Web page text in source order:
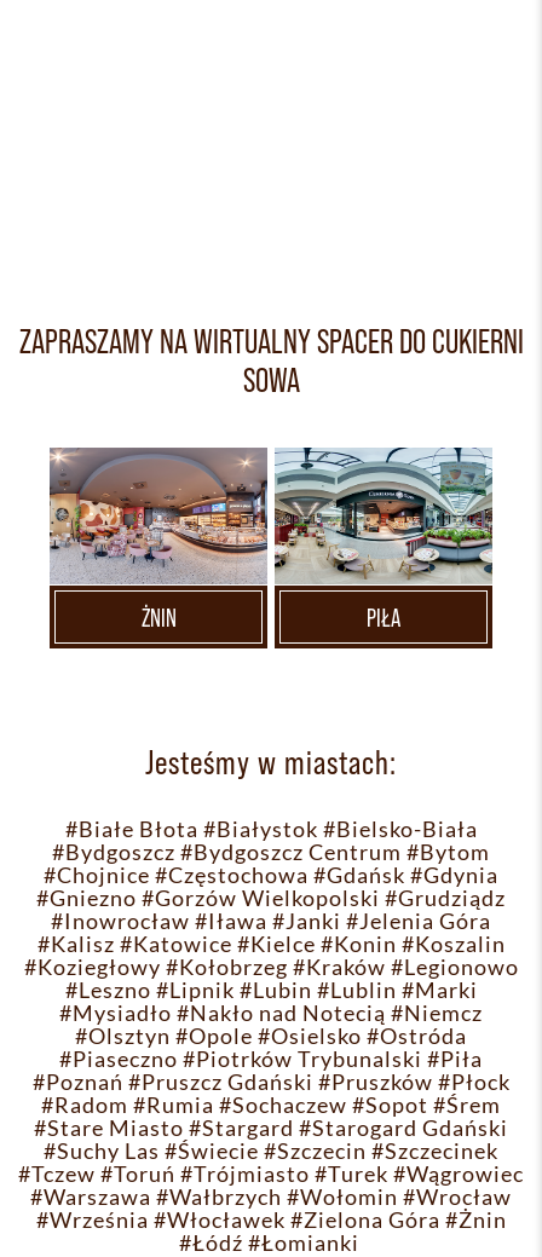
ZAPRASZAMY NA WIRTUALNY SPACER DO CUKIERNI
SOWA
ŻNIN PIŁA
Jesteśmy w miastach:
#Białe Błota #Białystok #Bielsko-Biała
#Bydgoszcz #Bydgoszcz Centrum #Bytom
#Chojnice #Częstochowa #Gdańsk #Gdynia
#Gniezno #Gorzów Wielkopolski #Grudziądz
#Inowrocław #Iława #Janki #Jelenia Góra
#Kalisz #Katowice #Kielce #Konin #Koszalin
#Koziegłowy #Kołobrzeg #Kraków #Legionowo
#Leszno #Lipnik #Lubin #Lublin #Marki
#Mysiadło #Nakło nad Notecią #Niemcz
#Olsztyn #Opole #Osielsko #Ostróda
#Piaseczno #Piotrków Trybunalski #Piła
#Poznań #Pruszcz Gdański #Pruszków #Płock
#Radom #Rumia #Sochaczew #Sopot #Śrem
#Stare Miasto #Stargard #Starogard Gdański
#Suchy Las #Świecie #Szczecin #Szczecinek
#Tczew #Toruń #Trójmiasto #Turek #Wągrowiec
#Warszawa #Wałbrzych #Wołomin #Wrocław
#Września #Włocławek #Zielona Góra #Żnin
#Łódź #Łomianki